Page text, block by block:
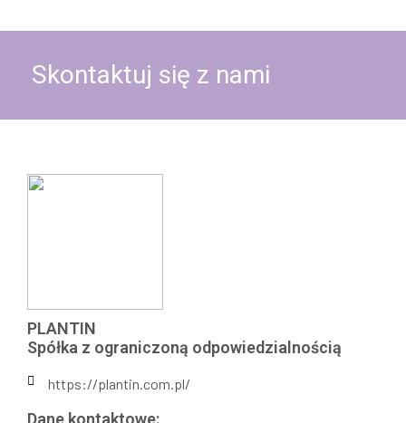
Skontaktuj się z nami
PLANTIN
Spółka z ograniczoną odpowiedzialnością
https://plantin.com.pl/
Dane kontaktowe: